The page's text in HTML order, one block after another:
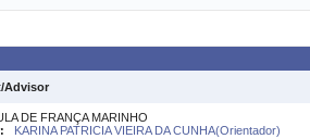
Advisor
DE FRANÇA MARINHO
KARINA PATRICIA VIEIRA DA CUNHA(Orientador)